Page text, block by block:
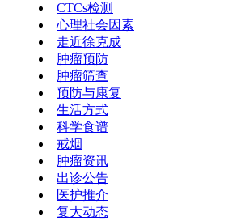
CTCs检测
心理社会因素
走近徐克成
肿瘤预防
肿瘤筛查
预防与康复
生活方式
科学食谱
戒烟
肿瘤资讯
出诊公告
医护推介
复大动态